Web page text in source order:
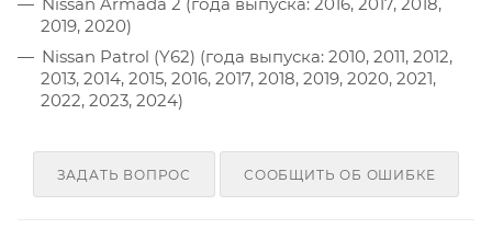
2019, 2020)
Nissan Patrol (Y62) (года выпуска: 2010, 2011, 2012,
2013, 2014, 2015, 2016, 2017, 2018, 2019, 2020, 2021,
2022, 2023, 2024)
ЗАДАТЬ ВОПРОС СООБЩИТЬ ОБ ОШИБКЕ